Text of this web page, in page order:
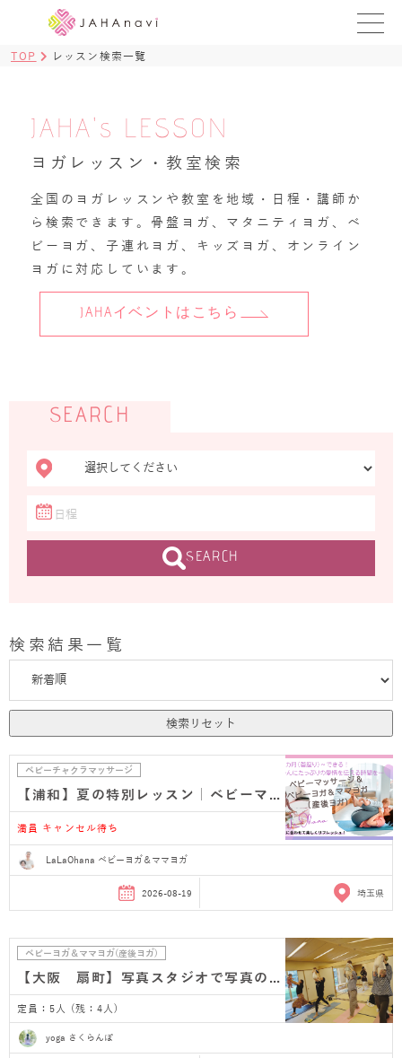
BLOG
ヨガ資格講座
ログイン
JAHAYOGA
TOP レッスン検索一覧
JAHA's LESSON
ヨガレッスン・教室検索
全国のヨガレッスンや教室を地域・日程・講師か
ら検索できます。骨盤ヨガ、マタニティヨガ、ベ
ビーヨガ、子連れヨガ、キッズヨガ、オンライン
ヨガに対応しています。
JAHAイベントはこちら
SEARCH
SEARCH
検索結果一覧
検索リセット
ベビーチャクラマッサージ
【浦和】夏の特別レッスン｜ベビーマッサージ＆ベビ…
満員 キャンセル待ち
LaLaOhana ベビーヨガ＆ママヨガ
2026-08-19 埼玉県
ベビーヨガ＆ママヨガ(産後ヨガ)
【大阪 扇町】写真スタジオで写真のプレゼント付き…
定員：5人 (残：4人)
yoga さくらんぼ